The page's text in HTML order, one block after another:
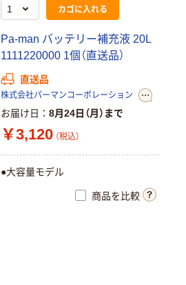
カゴに入れる
Pa-man バッテリー補充液 20L
1111220000 1個（直送品）
直送品
株式会社パーマンコーポレーション
お届け日 8月24日（月）まで
￥3,120 （税込）
●大容量モデル
商品を比較